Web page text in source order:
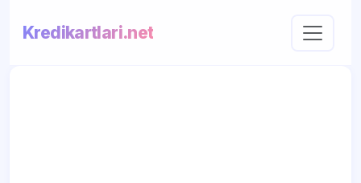
Kredikartlari.net